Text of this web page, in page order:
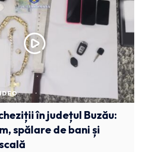
în județul Buzău:
spălare de bani și